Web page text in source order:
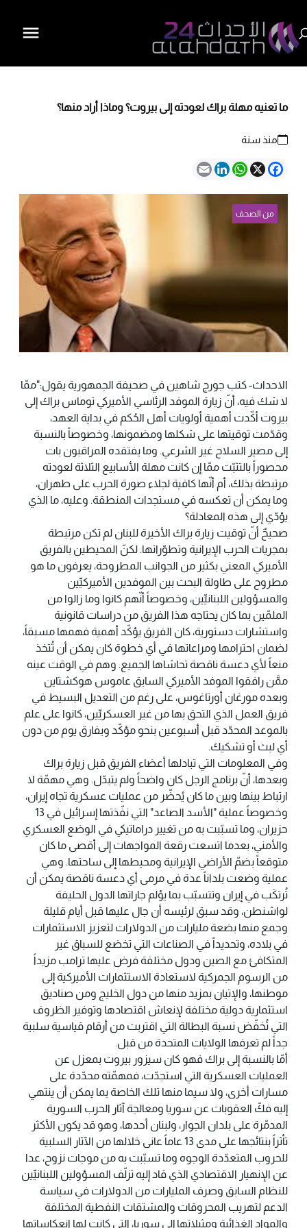
ما تعنيه مهلة براك لعودته إلى بيروت؟ وماذا أراد منها؟
منذ سنة
Facebook
X
WhatsApp
LinkedIn
Email
من الصحف
الاحداث- كتب جورج شاهين في صحيفة الجمهورية يقول:"ممّا
لا شك فيه، أنّ زيارة الموفد الرئاسي الأميركي توماس براك إلى
بيروت أكّدت أهمية أولويات أهل الحُكم في بداية العهد،
وقدّمت توقيتها على شكلها ومضمونها، وخصوصاً بالنسبة
إلى مصير السلاح غير الشرعي. وما يفتقده المراقبون بات
محصوراً بالتثبّت ممّا إن كانت مهلة الأسابيع الثلاثة لعودته
مرتبطة بذلك، أم أنّها كافية لجلاء صورة الحرب على طهران،
وما يمكن أن تعكسه في مستجدات المنطقة. وعليه، ما الذي
يؤدّي إلى هذه المعادلة؟
صحيحٌ أنّ توقيت زيارة براك الأخيرة للبنان لم تكن مرتبطة
بمجريات الحرب الإيرانية وتطوّراتها. لكنّ المحيطين بالفريق
الأميركي المعني بكثير من الجوانب المطروحة، يعرفون ما هو
مطروح على طاولة البحث بين الموفدين الأميركيِّين
والمسؤولين اللبنانيِّين، وخصوصاً أنّهم كانوا وما زالوا من
الملمّين بما كان يحتاجه هذا الفريق من دراسات قانونية
واستشارات دستورية، كان الفريق يؤكّد أهمية فهمها مسبقاً،
لضمان احترامها ومراعاتها في أي خطوة كان يمكن أن تُتخذ
منعاً لأي دعسة ناقصة تحاشاها الجميع. وهم في الوقت عينه
ممَّن رافقوا الموفد الأميركي السابق عاموس هوكشتاين
وبعده مورغان أورتاغوس، على رغم من التعديل البسيط في
فريق العمل الذي التحق بها من غير العسكريِّين، كانوا على علم
بالموعد المحدّد قبل أسبوعين بنحو مؤكّد وبفارق يوم من دون
أي لبث أو تشكيك.
وفي المعلومات التي تبادلها أعضاء الفريق قبل زيارة براك
وبعدها، أنّ برنامج الرجل كان واضحاً ولم يتبدّل. وهي مهمّة لا
ارتباط بينها وبين ما كان يُحضّر من عمليات عسكرية تجاه إيران،
وخصوصاً عملية "الأسد الصاعد" التي نفّذتها إسرائيل في 13
حزيران، وما تسبّبت به من تغيير دراماتيكي في الوضع العسكري
والأمني، بعدما اتسعت رقعة المواجهات إلى أقصى ما كان
متوقعاً بضمّ الأراضي الإيرانية ومحيطها إلى ساحتها. وهي
عملية وضعت بلداناً عدة في مرمى أي دعسة ناقصة يمكن أن
تُرتكَب في إيران وتتسبّب بما يؤلم جاراتها الدول الحليفة
لواشنطن، وقد سبق لرئيسه أن جال عليها قبل أيام قليلة
وجمع منها بضعة مليارات من الدولارات لتعزيز الاستثمارات
في بلاده، وتحديداً في الصناعات التي تخضع للسباق غير
المتكافئ مع الصين ودول مختلفة فرض عليها ترامب مزيداً
من الرسوم الجمركية لاستعادة الاستثمارات الأميركية إلى
موطنها، والإتيان بمزيد منها من دول الخليج ومن صناديق
استثمارية دولية مختلفة لإنعاش اقتصادها وتوفير الظروف
التي تُخفّض نسبة البطالة التي اقتربت من أرقام قياسية سلبية
جداً لم تعرفها الولايات المتحدة من قبل.
أمّا بالنسبة إلى براك فهو كان سيزور بيروت بمعزل عن
العمليات العسكرية التي استجدّت، فمهمّته محدّدة على
مسارات أخرى، ولا سيما منها تلك الخاصة بما يمكن أن ينتهي
إليه فكّ العقوبات عن سوريا ومعالجة آثار الحرب السورية
المدمّرة على بلدان الجوار، ولبنان أحدها، وهو قد يكون الأكثر
تأثراً بنتائجها على مدى 13 عاماً عانى خلالها من الآثار السلبية
للحروب المتعدّدة الوجوه وما تسبّبت به من موجات نزوح، عدا
عن الإنهيار الاقتصادي الذي قاد إليه تزلّف المسؤولين اللبنانيِّين
للنظام السابق وصرف المليارات من الدولارات في سياسة
الدعم لتهريب المحروقات والمشتقات النفطية المختلفة
والمواد الغذائية ومثيلاتها إلى سوريا، التي كانت لها انعكاساتها